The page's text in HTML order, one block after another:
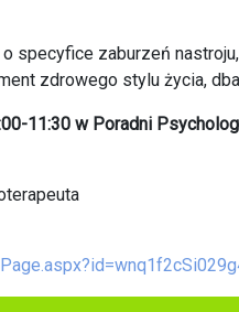
zaburzeń
zdrowego stylu życia,
11:30 w Poradni